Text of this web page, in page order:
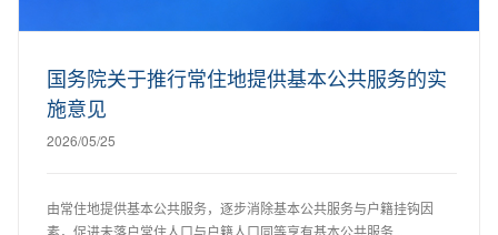
国务院关于推行常住地提供基本公共服务的实
施意见
2026/05/25
由常住地提供基本公共服务，逐步消除基本公共服务与户籍挂钩因
素，促进未落户常住人口与户籍人口同等享有基本公共服务...